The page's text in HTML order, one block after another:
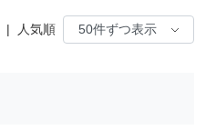
| 人気順